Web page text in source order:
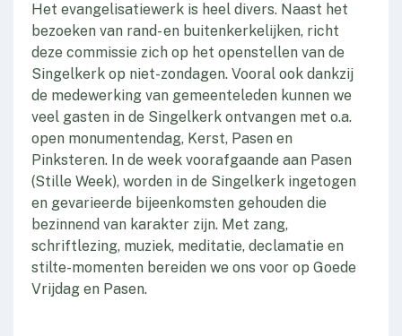
Het evangelisatiewerk is heel divers. Naast het
bezoeken van rand- en buitenkerkelijken, richt
deze commissie zich op het openstellen van de
Singelkerk op niet-zondagen. Vooral ook dankzij
de medewerking van gemeenteleden kunnen we
veel gasten in de Singelkerk ontvangen met o.a.
open monumentendag, Kerst, Pasen en
Pinksteren. In de week voorafgaande aan Pasen
(Stille Week), worden in de Singelkerk ingetogen
en gevarieerde bijeenkomsten gehouden die
bezinnend van karakter zijn. Met zang,
schriftlezing, muziek, meditatie, declamatie en
stilte-momenten bereiden we ons voor op Goede
Vrijdag en Pasen.